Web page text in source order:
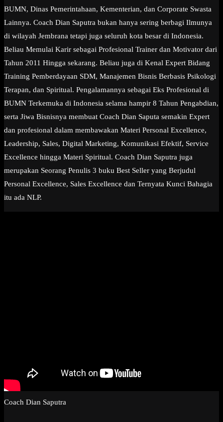
BUMN, Dinas Pemerintahaan, Kementerian, dan Corporate Swasta
Lainnya. Coach Dian Saputra bukan hanya sering berbagi Ilmunya
di wilayah Jembrana tetapi juga seluruh kota besar di Indonesia.
Beliau Memulai Karir sebagai Profesional Trainer dan Motivator dari
Tahun 2011 Hingga sekarang. Beliau juga di Kenal Expert Bidang
Training Pemberdayaan SDM, Manajemen Bisnis Berbasis Psikologi
Terapan, dan Spiritual. Pengalamannya sebagai Eks Profesional di
BUMN Terkemuka di Indonesia selama hampir 8 Tahun Pengabdian,
serta Jiwa Bisnisnya membuat Coach Dian Saputa semakin Expert
dan profesional dalam membawakan Materi Personal Excellence,
Leadership, Sales, Digital Marketing, Komunikasi Efektif, Service
Excellence hingga Materi Spiritual. Coach Dian Saputra juga
merupakan Seorang Penulis 3 buku Best Seller yang Berjudul
Personal Excellence, Sales Excellence dan Ternyata Kunci Bahagia
itu ada NLP.
Coach Dian Saputra